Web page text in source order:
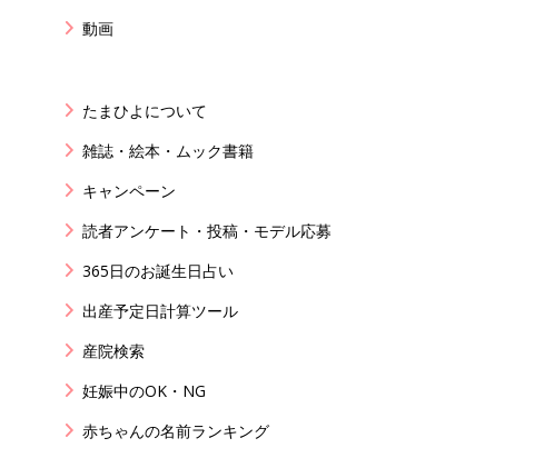
動画
たまひよについて
雑誌・絵本・ムック書籍
キャンペーン
読者アンケート・投稿・モデル応募
365日のお誕生日占い
出産予定日計算ツール
産院検索
妊娠中のOK・NG
赤ちゃんの名前ランキング